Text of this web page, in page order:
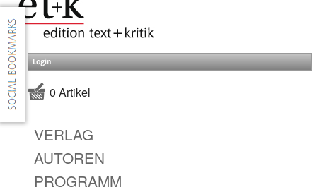
Login
0 Artikel
VERLAG
AUTOREN
PROGRAMM